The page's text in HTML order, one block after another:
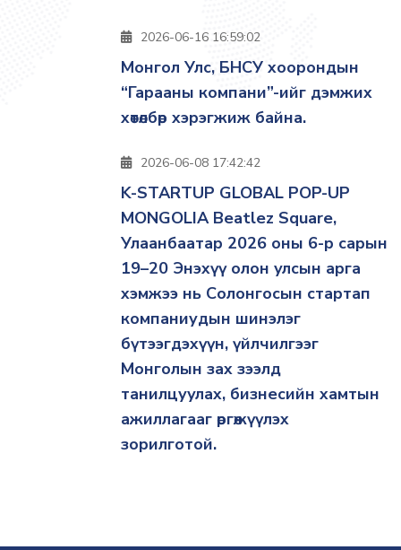
2026-06-16 16:59:02
Монгол Улс, БНСУ хоорондын
“Гарааны компани”-ийг дэмжих
хөтөлбөр хэрэгжиж байна.
2026-06-08 17:42:42
K-STARTUP GLOBAL POP-UP
MONGOLIA Beatlez Square,
Улаанбаатар 2026 оны 6-р сарын
19–20 Энэхүү олон улсын арга
хэмжээ нь Солонгосын стартап
компаниудын шинэлэг
бүтээгдэхүүн, үйлчилгээг
Монголын зах зээлд
танилцуулах, бизнесийн хамтын
ажиллагааг өргөжүүлэх
зорилготой.